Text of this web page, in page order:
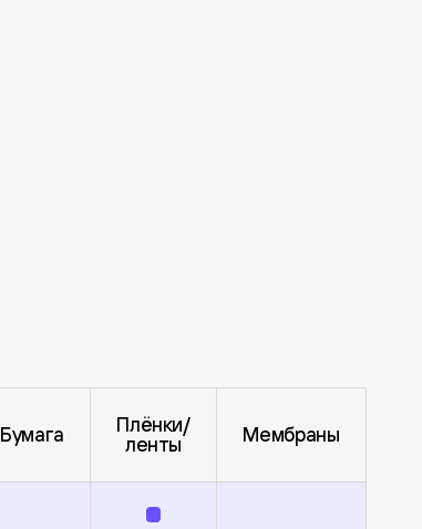
Бумага Плёнки/
ленты Мембраны